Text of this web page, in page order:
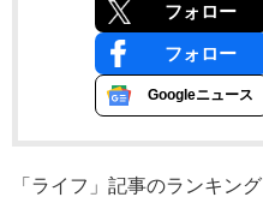
フォロー
フォロー
Googleニュース
「ライフ」記事のランキング